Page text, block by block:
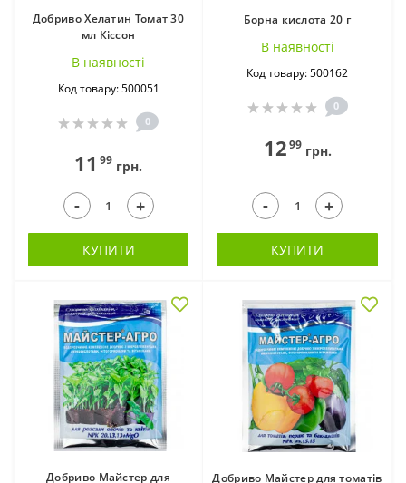
Добриво Хелатин Томат 30
мл Кіссон
В наявностi
Код товару: 500051
0
11 99 грн.
- +
КУПИТИ
Борна кислота 20 г
В наявностi
Код товару: 500162
0
1299грн.
- +
КУПИТИ
Добриво Майстер для
Добриво Майстер для томатів